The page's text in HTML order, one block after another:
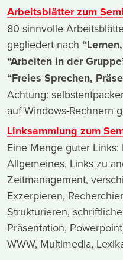
Arbeitsblätter zum
80 sinnvolle
gegliedert nach
“Arbeiten in der
“Freies Sprechen,
Achtung:
auf Windows-Rechnern
Linksammlung zum
Eine Menge guter
Allgemeines, Links zu
Zeitmanagement,
Exzerpieren,
Strukturieren,
Präsentation,
WWW, Multimedia,